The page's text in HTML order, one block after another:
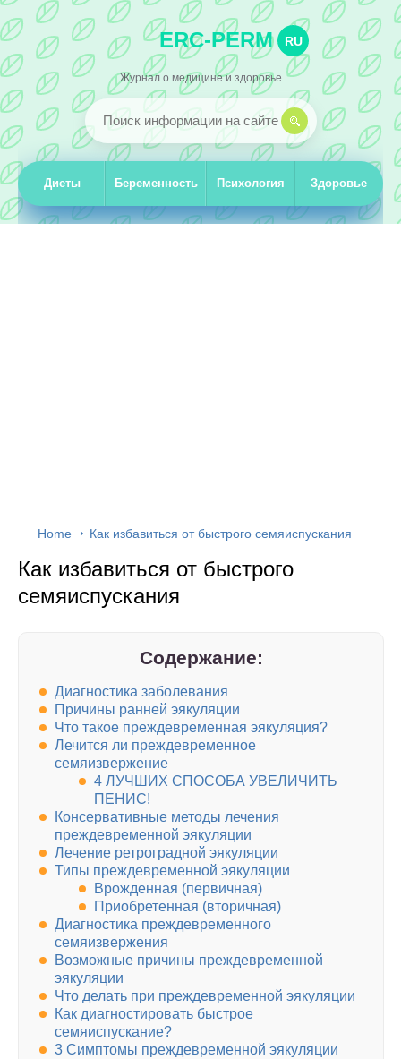
ERC-PERM RU
Журнал о медицине и здоровье
Диеты Беременность Психология Здоровье
Home Как избавиться от быстрого семяиспускания
Как избавиться от быстрого
семяиспускания
Содержание:
Диагностика заболевания
Причины ранней эякуляции
Что такое преждевременная эякуляция?
Лечится ли преждевременное
семяизвержение
4 ЛУЧШИХ СПОСОБА УВЕЛИЧИТЬ
ПЕНИС!
Консервативные методы лечения
преждевременной эякуляции
Лечение ретроградной эякуляции
Типы преждевременной эякуляции
Врожденная (первичная)
Приобретенная (вторичная)
Диагностика преждевременного
семяизвержения
Возможные причины преждевременной
эякуляции
Что делать при преждевременной эякуляции
Как диагностировать быстрое
семяиспускание?
3 Симптомы преждевременной эякуляции